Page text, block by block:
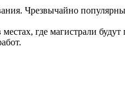
Чрезвычайно
где магистрали